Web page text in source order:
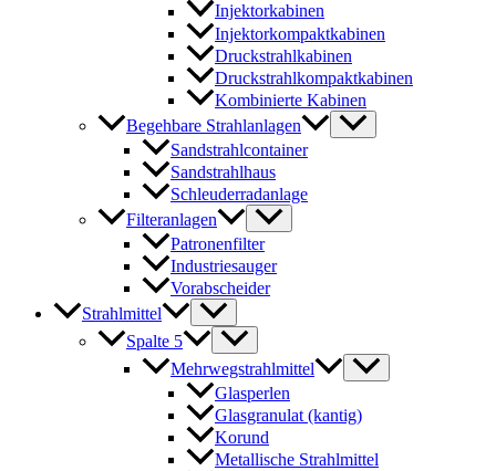
Injektorkabinen
Injektorkompaktkabinen
Druckstrahlkabinen
Druckstrahlkompaktkabinen
Kombinierte Kabinen
Begehbare Strahlanlagen
Sandstrahlcontainer
Sandstrahlhaus
Schleuderradanlage
Filteranlagen
Patronenfilter
Industriesauger
Vorabscheider
Strahlmittel
Spalte 5
Mehrwegstrahlmittel
Glasperlen
Glasgranulat (kantig)
Korund
Metallische Strahlmittel